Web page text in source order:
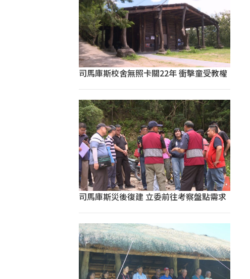
司馬庫斯校舍無照卡關22年 衝擊童受教權
司馬庫斯災後復建 立委前往考察盤點需求